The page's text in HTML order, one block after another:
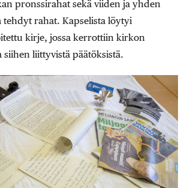
pronssirahat sekä viiden ja yhden
tehdyt rahat. Kapselista löytyi
kirje, jossa kerrottiin kirkon
siihen liittyvistä päätöksistä.